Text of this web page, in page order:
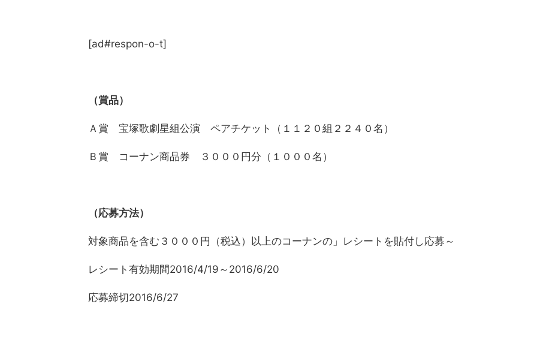
[ad#respon-o-t]
（賞品）
Ａ賞 宝塚歌劇星組公演 ペアチケット（１１２０組２２４０名）
Ｂ賞 コーナン商品券 ３０００円分（１０００名）
（応募方法）
対象商品を含む３０００円（税込）以上のコーナンの」レシートを貼付し応募～
レシート有効期間2016/4/19～2016/6/20
応募締切2016/6/27